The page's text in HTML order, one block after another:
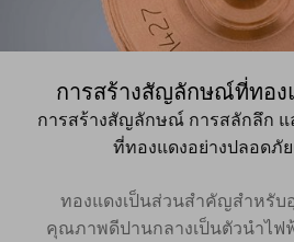
การสร้างสัญลักษณ์ที่ทอง
การสร้างสัญลักษณ์ การสลักลึก แ
ที่ทองแดงอย่างปลอดภัย
ทองแดงเป็นส่วนสำคัญสำหรับ
คุณภาพดีปานกลางเป็นตัวนำไฟ